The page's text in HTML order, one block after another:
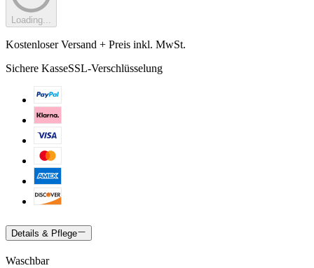
Loading...
Kostenloser Versand + Preis inkl. MwSt.
Sichere KasseSSL-Verschlüsselung
Details & Pflege
Waschbar